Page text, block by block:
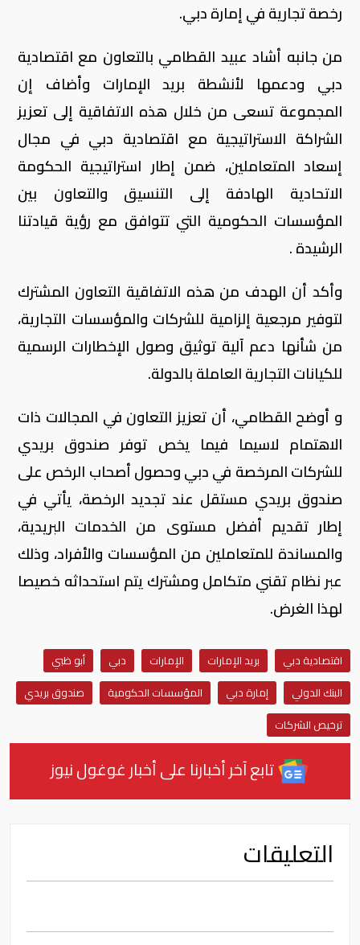
رخصة تجارية في إمارة دبي.
من جانبه أشاد عبيد القطامي بالتعاون مع اقتصادية
دبي ودعمها لأنشطة بريد الإمارات وأضاف إن
المجموعة تسعى من خلال هذه الاتفاقية إلى تعزيز
الشراكة الاستراتيجية مع اقتصادية دبي في مجال
إسعاد المتعاملين، ضمن إطار استراتيجية الحكومة
الاتحادية الهادفة إلى التنسيق والتعاون بين
المؤسسات الحكومية التي تتوافق مع رؤية قيادتنا
الرشيدة .
وأكد أن الهدف من هذه الاتفاقية التعاون المشترك
لتوفير مرجعية إلزامية للشركات والمؤسسات التجارية،
من شأنها دعم آلية توثيق وصول الإخطارات الرسمية
للكيانات التجارية العاملة بالدولة.
و أوضح القطامي، أن تعزيز التعاون في المجالات ذات
الاهتمام لاسيما فيما يخص توفر صندوق بريدي
للشركات المرخصة في دبي وحصول أصحاب الرخص على
صندوق بريدي مستقل عند تجديد الرخصة، يأتي في
إطار تقديم أفضل مستوى من الخدمات البريدية،
والمساندة للمتعاملين من المؤسسات والأفراد، وذلك
عبر نظام تقني متكامل ومشترك يتم استحداثه خصيصا
لهذا الغرض.
اقتصادية دبي بريد الإمارات الإمارات دبي
أبو ظبي
البنك الدولي
إمارة دبي المؤسسات الحكومية
صندوق بريدي
ترخيص الشركات
تابع آخر أخبارنا على أخبار غوغول نيوز
التعليقات